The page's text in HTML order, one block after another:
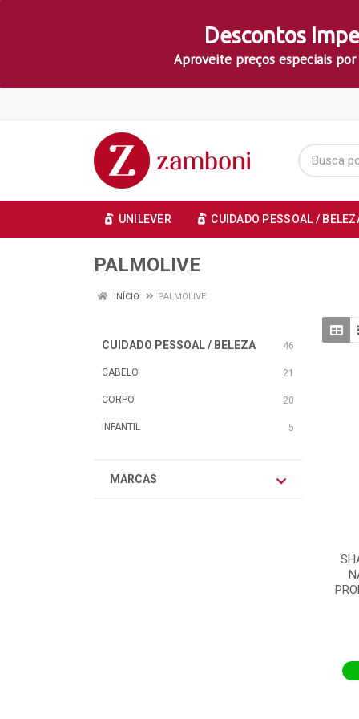
Descontos
Aproveite preços especiais
UNILEVER CUIDADO PESSOAL /
PALMOLIVE
INÍCIO PALMOLIVE
CUIDADO PESSOAL / BELEZA 46
CABELO 21
CORPO 20
INFANTIL 5
MARCAS